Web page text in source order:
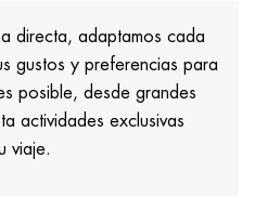
directa, adaptamos cada
gustos y preferencias para
posible, desde grandes
actividades exclusivas
viaje.